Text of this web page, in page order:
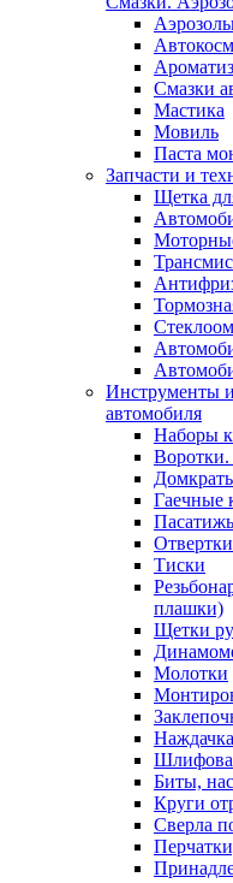
Смазки
Мастика
Мовиль
Паста
Запчасти и
Щетка
Инструменты
автомобиля
Наборы
Воротки.
Гаечные
Отвертки
Тиски
плашки)
Щетки
Молотки
Наждачка
Биты,
Круги
Сверла